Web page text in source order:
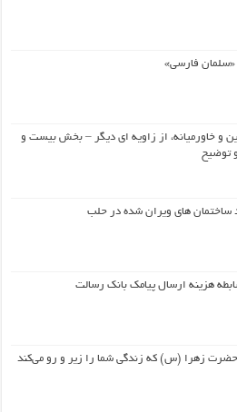
«سلمان فارسی»
و خاورمیانه، از زاویه ای دیگر – بخش بیست و
توضیح
ساختمان های ویران شده در حلب
هزینه ارسال پیامک بانک رسالت
حضرت زهرا (س) که زندگی شما را زیر و رو می‌کند